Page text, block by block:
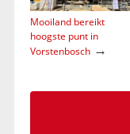
Mooiland bereikt
hoogste punt in
Vorstenbosch→